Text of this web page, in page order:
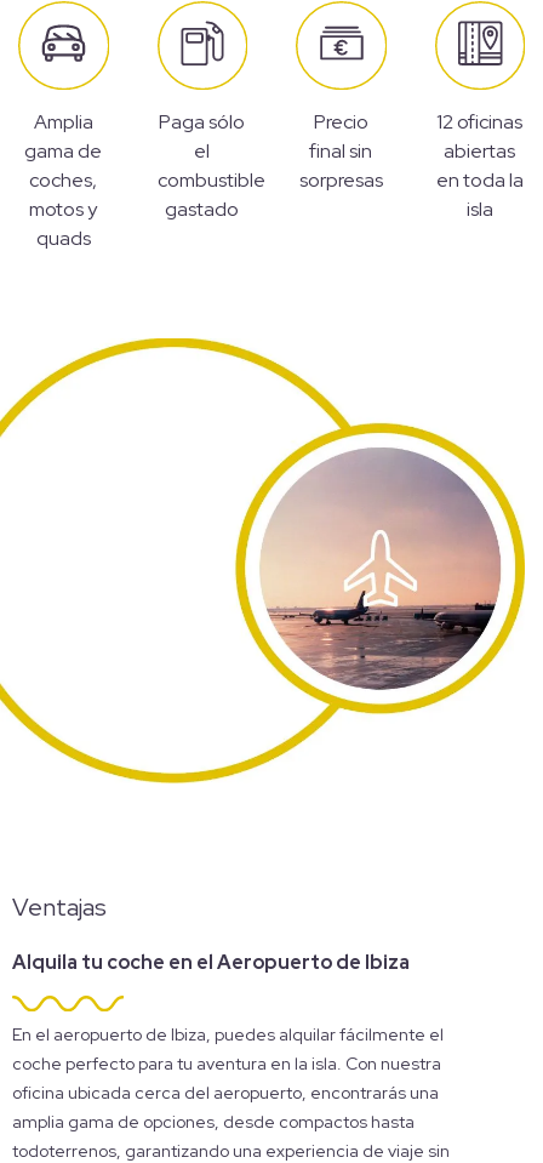
Amplia
gama de
coches,
motos y
quads
Paga sólo
el
combustible
gastado
Precio
final sin
sorpresas
12 oficinas
abiertas
en toda la
isla
Ventajas
Alquila tu coche en el Aeropuerto de Ibiza
En el aeropuerto de Ibiza, puedes alquilar fácilmente el
coche perfecto para tu aventura en la isla. Con nuestra
oficina ubicada cerca del aeropuerto, encontrarás una
amplia gama de opciones, desde compactos hasta
todoterrenos, garantizando una experiencia de viaje sin